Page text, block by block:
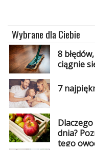
Wybrane dla Ciebie
8
ciągnie
7
dnia?
tego